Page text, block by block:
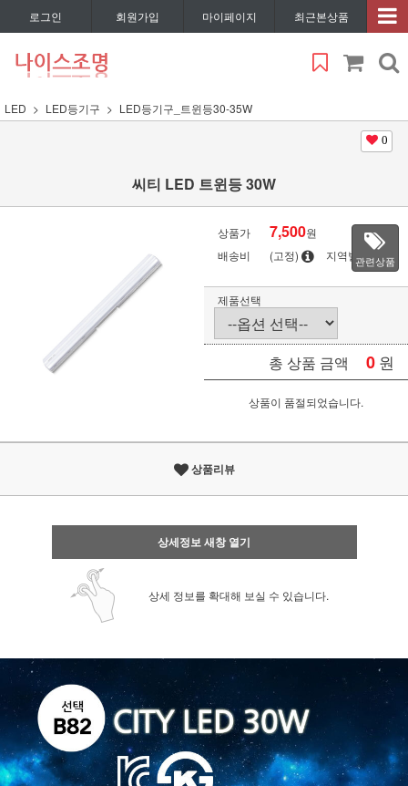
로그인 회원가입 마이페이지 최근본상품
LED LED등기구 LED등기구_트윈등30-35W
0
씨티 LED 트윈등 30W
상품가 7,500원
배송비
(고정) 지역별관련상품
제품선택
총 상품 금액 0 원
상품이 품절되었습니다.
상품리뷰
상세정보 새창 열기
상세 정보를 확대해 보실 수 있습니다.